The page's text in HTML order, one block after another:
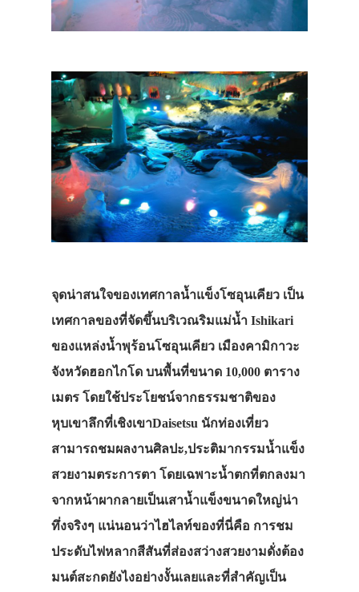
จุดน่าสนใจของเทศกาลน้ำแข็งโซอุนเคียว เป็น
เทศกาลของที่จัดขึ้นบริเวณริมแม่น้ำ Ishikari
ของแหล่งน้ำพุร้อนโซอุนเคียว เมืองคามิกาวะ
จังหวัดฮอกไกโด บนพื้นที่ขนาด 10,000 ตาราง
เมตร โดยใช้ประโยชน์จากธรรมชาติของ
หุบเขาลึกที่เชิงเขาDaisetsu นักท่องเที่ยว
สามารถชมผลงานศิลปะ,ประติมากรรมน้ำแข็ง
สวยงามตระการตา โดยเฉพาะน้ำตกที่ตกลงมา
จากหน้าผากลายเป็นเสาน้ำแข็งขนาดใหญ่น่า
ทึ่งจริงๆ แน่นอนว่าไฮไลท์ของที่นี่คือ การชม
ประดับไฟหลากสีสันที่ส่องสว่างสวยงามดั่งต้อง
มนต์สะกดยังไงอย่างงั้นเลยและที่สำคัญเป็น